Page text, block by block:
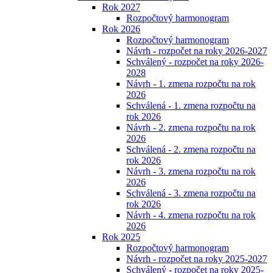
Rok 2027
Rozpočtový harmonogram
Rok 2026
Rozpočtový harmonogram
Návrh - rozpočet na roky 2026-2027
Schválený - rozpočet na roky 2026-
2028
Návrh - 1. zmena rozpočtu na rok
2026
Schválená - 1. zmena rozpočtu na
rok 2026
Návrh - 2. zmena rozpočtu na rok
2026
Schválená - 2. zmena rozpočtu na
rok 2026
Návrh - 3. zmena rozpočtu na rok
2026
Schválená - 3. zmena rozpočtu na
rok 2026
Návrh - 4. zmena rozpočtu na rok
2026
Rok 2025
Rozpočtový harmonogram
Návrh - rozpočet na roky 2025-2027
Schválený - rozpočet na roky 2025-